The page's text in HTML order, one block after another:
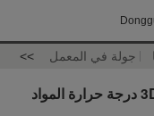
جولة في المعمل >>
Markerbot طابعة 3D الخشب الشعيرة، 3D درجة حرارة المواد